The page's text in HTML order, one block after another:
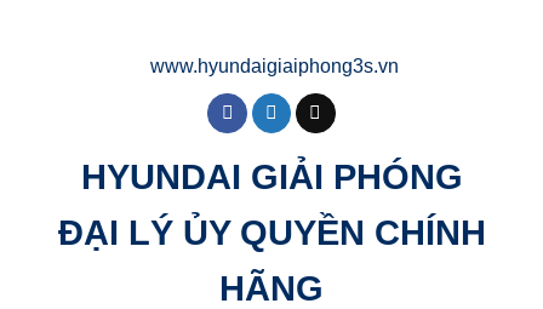
www.hyundaigiaiphong3s.vn
HYUNDAI GIẢI PHÓNG
ĐẠI LÝ ỦY QUYỀN CHÍNH
HÃNG